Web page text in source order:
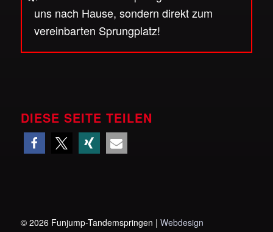
uns nach Hause, sondern direkt zum
vereinbarten Sprungplatz!
DIESE SEITE TEILEN
© 2026 Funjump-Tandemspringen | Webdesign